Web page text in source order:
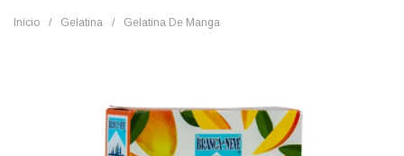
Início / Gelatina / Gelatina De Manga